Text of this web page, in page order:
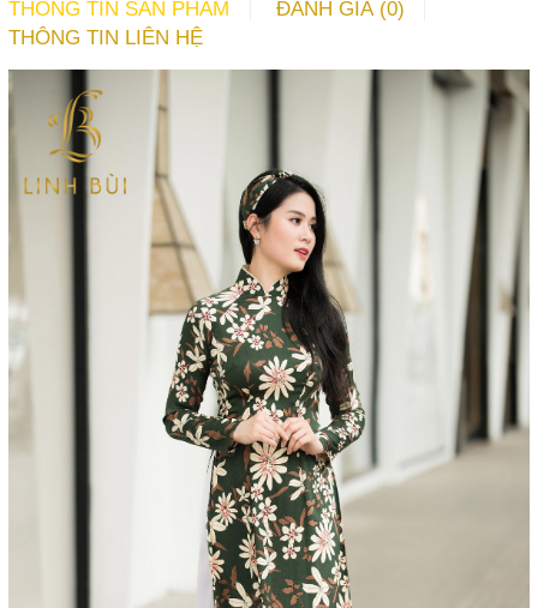
THÔNG TIN SẢN PHẨM
ĐÁNH GIÁ (0)
THÔNG TIN LIÊN HỆ